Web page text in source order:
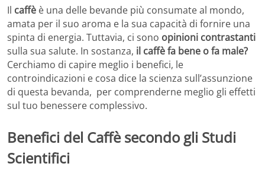
Il caffè è una delle bevande più consumate al mondo,
amata per il suo aroma e la sua capacità di fornire una
spinta di energia. Tuttavia, ci sono opinioni contrastanti
sulla sua salute. In sostanza, il caffè fa bene o fa male?
Cerchiamo di capire meglio i benefici, le
controindicazioni e cosa dice la scienza sull’assunzione
di questa bevanda, per comprenderne meglio gli effetti
sul tuo benessere complessivo.
Benefici del Caffè secondo gli Studi
Scientifici